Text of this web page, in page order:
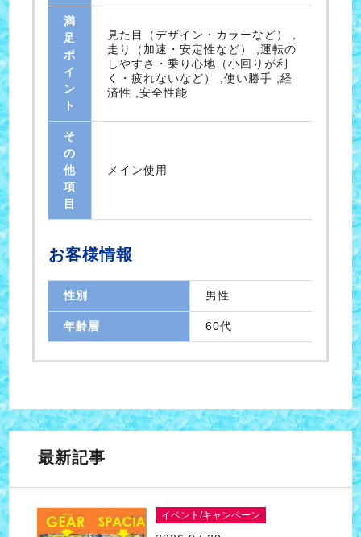
満
足
ポ
イ
ン
ト
見た目（デザイン・カラーなど） ,
走り（加速・安定性など） ,運転の
しやすさ・乗り心地（小回りが利
く・疲れないなど） ,使い勝手 ,経
済性 ,安全性能
そ
の
他
項
目
メイン使用
お客様情報
性別 男性
年齢層 60代
最新記事
イベント/キャンペーン